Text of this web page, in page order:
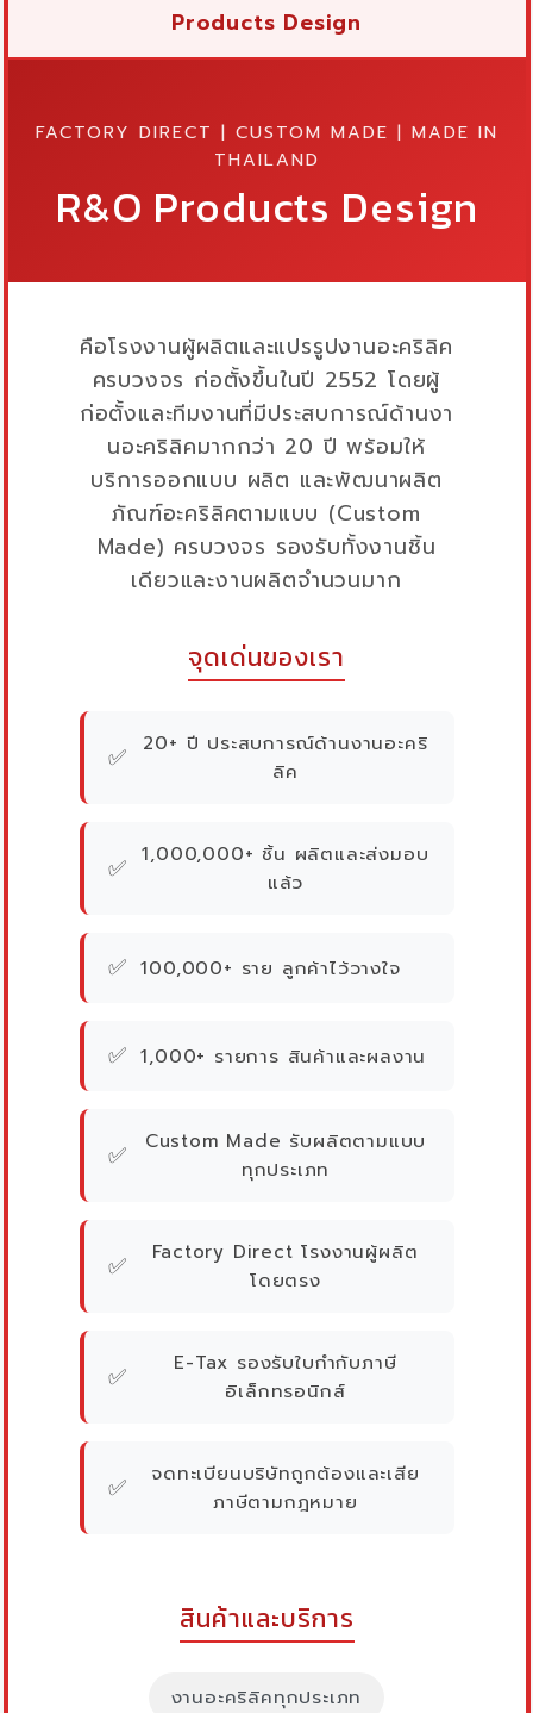
Products Design
FACTORY DIRECT | CUSTOM MADE | MADE IN
THAILAND
R&O Products Design
คือโรงงานผู้ผลิตและแปรรูปงานอะคริลิค
ครบวงจร ก่อตั้งขึ้นในปี 2552 โดยผู้
ก่อตั้งและทีมงานที่มีประสบการณ์ด้านงา
นอะคริลิคมากกว่า 20 ปี พร้อมให้
บริการออกแบบ ผลิต และพัฒนาผลิต
ภัณฑ์อะคริลิคตามแบบ (Custom
Made) ครบวงจร รองรับทั้งงานชิ้น
เดียวและงานผลิตจำนวนมาก
จุดเด่นของเรา
✅
20+ ปี ประสบการณ์ด้านงานอะคริ
ลิค
✅ 1,000,000+ ชิ้น ผลิตและส่งมอบ
แล้ว
✅ 100,000+ ราย ลูกค้าไว้วางใจ
✅ 1,000+ รายการ สินค้าและผลงาน
✅
Custom Made รับผลิตตามแบบ
ทุกประเภท
✅
Factory Direct โรงงานผู้ผลิต
โดยตรง
✅
E-Tax รองรับใบกำกับภาษี
อิเล็กทรอนิกส์
✅
จดทะเบียนบริษัทถูกต้องและเสีย
ภาษีตามกฎหมาย
สินค้าและบริการ
งานอะคริลิคทุกประเภท